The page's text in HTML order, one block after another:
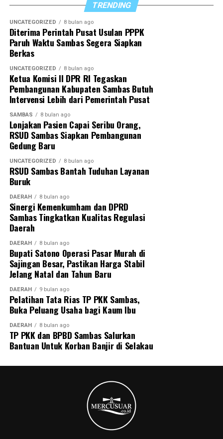
Di akhir arahannya, Satono berharap sinergi yang
selama ini terjalin dapat terus diperkuat sehingga
seluruh program pemerintah daerah dapat berjalan
optimal demi mewujudkan Sambas yang lebih maju dan
sejahtera.
“Dengan sinergitas yang telah dibangun, kita optimistis
dapat menyukseskan berbagai program pemerintah
daerah untuk mewujudkan Sambas Berkah
Berkemajuan,” tutupnya.
TRENDING
UNCATEGORIZED 8 bulan ago
Diterima Perintah Pusat Usulan PPPK
Paruh Waktu Sambas Segera Siapkan
Berkas
UNCATEGORIZED 8 bulan ago
Ketua Komisi II DPR RI Tegaskan
Pembangunan Kabupaten Sambas Butuh
Intervensi Lebih dari Pemerintah Pusat
SAMBAS 8 bulan ago
Lonjakan Pasien Capai Seribu Orang,
RSUD Sambas Siapkan Pembangunan
Gedung Baru
UNCATEGORIZED 8 bulan ago
RSUD Sambas Bantah Tuduhan Layanan
Buruk
DAERAH 8 bulan ago
Sinergi Kemenkumham dan DPRD
Sambas Tingkatkan Kualitas Regulasi
Daerah
DAERAH 8 bulan ago
Bupati Satono Operasi Pasar Murah di
Sajingan Besar, Pastikan Harga Stabil
Jelang Natal dan Tahun Baru
DAERAH 9 bulan ago
Pelatihan Tata Rias TP PKK Sambas,
Buka Peluang Usaha bagi Kaum Ibu
DAERAH 8 bulan ago
TP PKK dan BPBD Sambas Salurkan
Bantuan Untuk Korban Banjir di Selakau